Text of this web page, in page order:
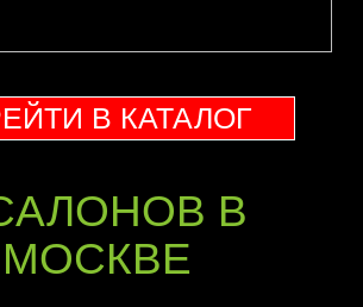
В КАТАЛОГ
В
МОСКВЕ